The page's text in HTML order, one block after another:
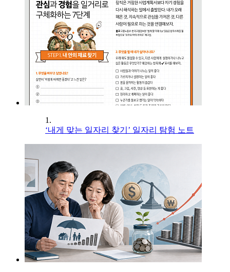
1.
‘내게 맞는 일자리 찾기’ 일자리 탐험 노트